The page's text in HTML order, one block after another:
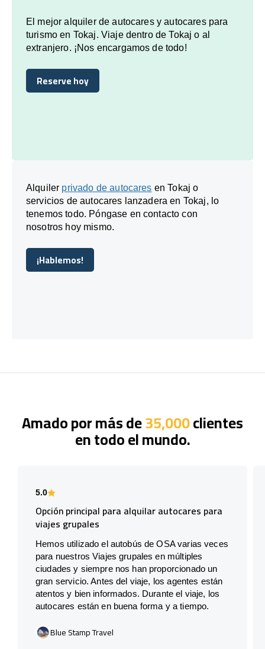
El mejor alquiler de autocares y autocares para
turismo en Tokaj. Viaje dentro de Tokaj o al
extranjero. ¡Nos encargamos de todo!
Reserve hoy
Reserve hoy
Alquiler privado de autocares en Tokaj o
servicios de autocares lanzadera en Tokaj, lo
tenemos todo. Póngase en contacto con
nosotros hoy mismo.
¡Hablemos!
¡Hablemos!
Amado por más de35,000clientes
en todo el mundo.
5.0
Opción principal para alquilar autocares para
viajes grupales
Hemos utilizado el autobús de OSA varias veces
para nuestros Viajes grupales en múltiples
ciudades y siempre nos han proporcionado un
gran servicio. Antes del viaje, los agentes están
atentos y bien informados. Durante el viaje, los
autocares están en buena forma y a tiempo.
Blue Stamp Travel